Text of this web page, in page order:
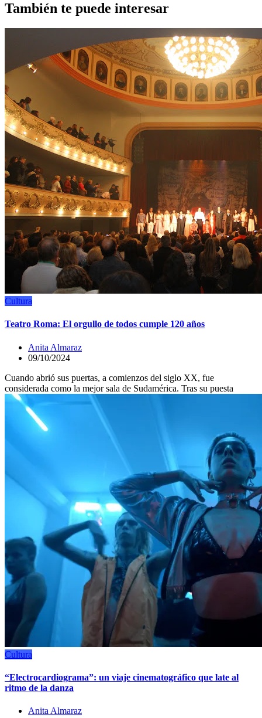
También te puede interesar
Cultura
Teatro Roma: El orgullo de todos cumple 120 años
Anita Almaraz
09/10/2024
Cuando abrió sus puertas, a comienzos del siglo XX, fue
considerada como la mejor sala de Sudamérica. Tras su puesta
Cultura
“Electrocardiograma”: un viaje cinematográfico que late al
ritmo de la danza
Anita Almaraz